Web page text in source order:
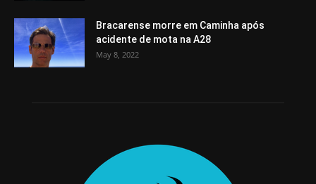
Bracarense morre em Caminha após
acidente de mota na A28
May 8, 2022